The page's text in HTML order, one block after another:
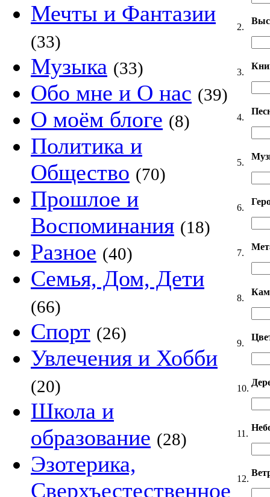
Мечты и Фантазии
(33)
Музыка (33)
Обо мне и О нас (39)
О моём блоге (8)
Политика и
Общество (70)
Прошлое и
Воспоминания (18)
Разное (40)
Семья, Дом, Дети
(66)
Спорт (26)
Увлечения и Хобби
(20)
Школа и
образование (28)
Эзотерика,
Сверхъестественное
2.
3.
4.
5.
6.
7.
8.
9.
10.
11.
12.